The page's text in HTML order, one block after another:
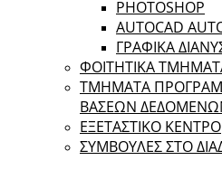
PHOTOSHOP
AUTOCAD
ΓΡΑΦΙΚΑ
ΦΟΙΤΗΤΙΚΑ
ΤΜΗΜΑΤΑ
ΒΑΣΕΩΝ
ΕΞΕΤΑΣΤΙΚΟ ΚΕΝΤΡΟ
ΣΥΜΒΟΥΛΕΣ ΣΤΟ